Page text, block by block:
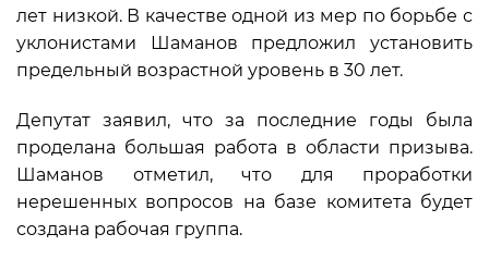
лет низкой. В качестве одной из мер по борьбе с
уклонистами Шаманов предложил установить
предельный возрастной уровень в 30 лет.
Депутат заявил, что за последние годы была
проделана большая работа в области призыва.
Шаманов отметил, что для проработки
нерешенных вопросов на базе комитета будет
создана рабочая группа.